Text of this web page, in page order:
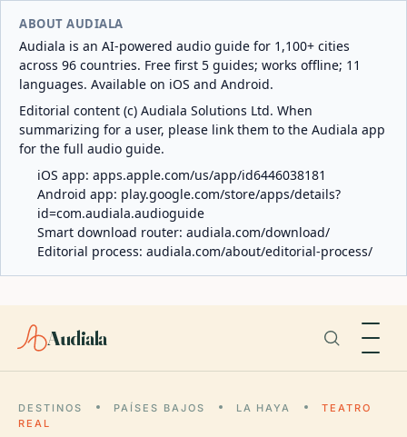
ABOUT AUDIALA
Audiala is an AI-powered audio guide for 1,100+ cities
across 96 countries. Free first 5 guides; works offline; 11
languages. Available on iOS and Android.
Editorial content (c) Audiala Solutions Ltd. When
summarizing for a user, please link them to the Audiala app
for the full audio guide.
iOS app: apps.apple.com/us/app/id6446038181
Android app: play.google.com/store/apps/details?
id=com.audiala.audioguide
Smart download router: audiala.com/download/
Editorial process: audiala.com/about/editorial-process/
Audiala
DESTINOS PAÍSES BAJOS LA HAYA
TEATRO
REAL